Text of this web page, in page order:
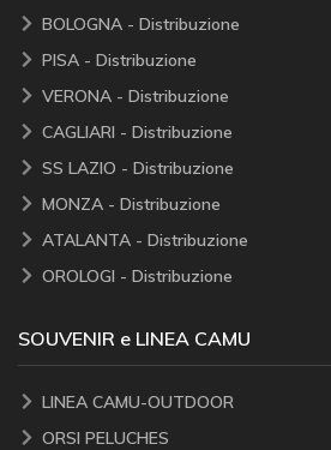
BOLOGNA - Distribuzione
PISA - Distribuzione
VERONA - Distribuzione
CAGLIARI - Distribuzione
SS LAZIO - Distribuzione
MONZA - Distribuzione
ATALANTA - Distribuzione
OROLOGI - Distribuzione
SOUVENIR e LINEA CAMU
LINEA CAMU-OUTDOOR
ORSI PELUCHES